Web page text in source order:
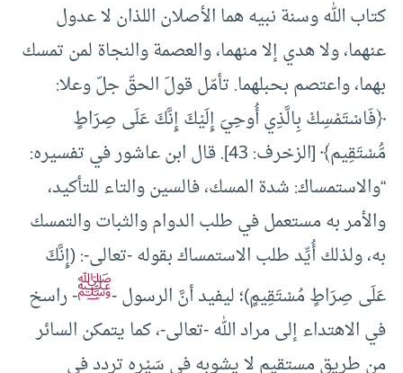
كتاب الله وسنة نبيه هما الأصلان اللذان لا عدول
عنهما، ولا هدي إلا منهما، والعصمة والنجاة لمن تمسك
بهما، واعتصم بحبلهما. تأمّل قولَ الحقّ جلّ وعلا:
﴿فَاسْتَمْسِكْ بِالَّذِي أُوحِيَ إِلَيْكَ إِنَّكَ عَلَى صِرَاطٍ
مُّسْتَقِيم﴾ [الزخرف: 43]. قال ابن عاشور في تفسيره:
“والاستمساك: شدة المسك، فالسين والتاء للتأكيد،
والأمر به مستعمل في طلب الدوام والثبات والتمسك
به، ولذلك أُيِّد طلب الاستمساك بقوله -تعالى-: (إِنَّكَ
عَلَى صِرَاطٍ مُسْتَقِيمٍ)؛ ليفيد أنَّ الرسول -ﷺ- راسخ
في الاهتداء إلى مراد الله -تعالى-، كما يتمكن السائر
من طريق مستقيم لا يشوبه في سَيْرِه تردد في